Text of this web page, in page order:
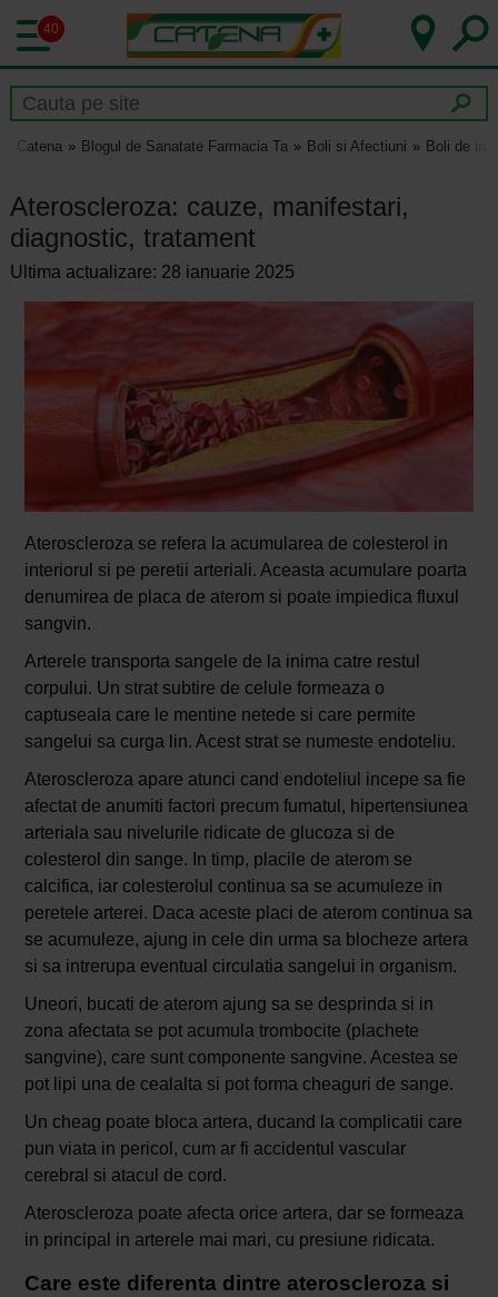
40
Catena Blogul de Sanatate Farmacia Ta Boli si Afectiuni Boli de
Ateroscleroza: cauze, manifestari,
diagnostic, tratament
Ultima actualizare: 28 ianuarie 2025
Ateroscleroza se refera la acumularea de colesterol in
interiorul si pe peretii arteriali. Aceasta acumulare poarta
denumirea de placa de aterom si poate impiedica fluxul
sangvin.
Arterele transporta sangele de la inima catre restul
corpului. Un strat subtire de celule formeaza o
captuseala care le mentine netede si care permite
sangelui sa curga lin. Acest strat se numeste endoteliu.
Ateroscleroza apare atunci cand endoteliul incepe sa fie
afectat de anumiti factori precum fumatul, hipertensiunea
arteriala sau nivelurile ridicate de glucoza si de
colesterol din sange. In timp, placile de aterom se
calcifica, iar colesterolul continua sa se acumuleze in
peretele arterei. Daca aceste placi de aterom continua sa
se acumuleze, ajung in cele din urma sa blocheze artera
si sa intrerupa eventual circulatia sangelui in organism.
Uneori, bucati de aterom ajung sa se desprinda si in
zona afectata se pot acumula trombocite (plachete
sangvine), care sunt componente sangvine. Acestea se
pot lipi una de cealalta si pot forma cheaguri de sange.
Un cheag poate bloca artera, ducand la complicatii care
pun viata in pericol, cum ar fi accidentul vascular
cerebral si atacul de cord.
Ateroscleroza poate afecta orice artera, dar se formeaza
in principal in arterele mai mari, cu presiune ridicata.
Care este diferenta dintre ateroscleroza si